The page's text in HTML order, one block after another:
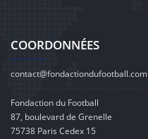
COORDONNÉES
contact@fondactiondufootball.com
Fondaction du Football
87, boulevard de Grenelle
75738 Paris Cedex 15